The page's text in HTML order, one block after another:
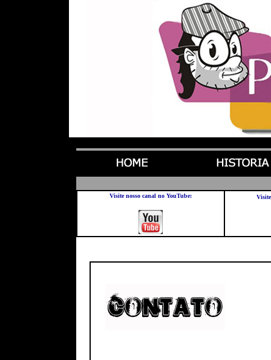
Visite nosso canal no YouTube: